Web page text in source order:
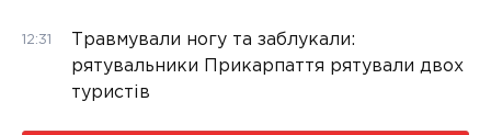
12:31
Травмували ногу та заблукали:
рятувальники Прикарпаття рятували двох
туристів